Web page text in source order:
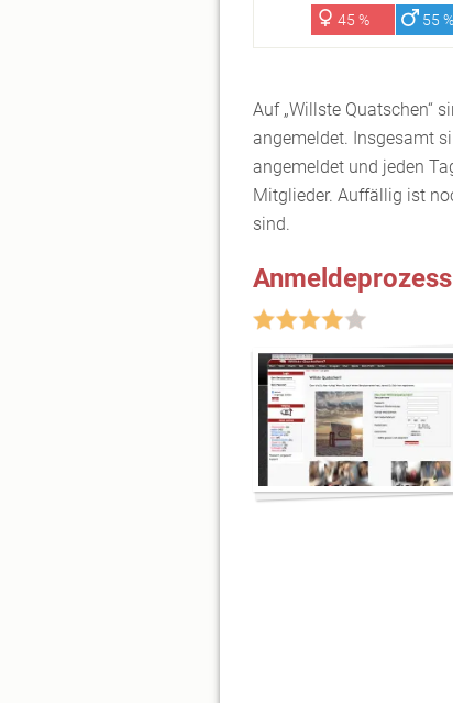
45 % 55 %
Auf „Willste Quatschen“
angemeldet. Insgesamt
angemeldet und jeden
Mitglieder. Auffällig ist
sind.